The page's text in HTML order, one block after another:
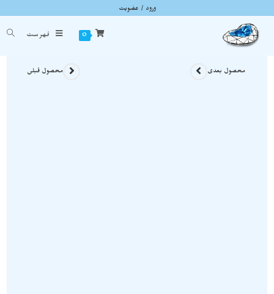
ورود / عضویت
0 فهرست شما اینجا هستید دستبند سنگ چشم ببر و آپاتیت بهمراه مهره های سیترین D022
محصول قبلی محصول بعدی